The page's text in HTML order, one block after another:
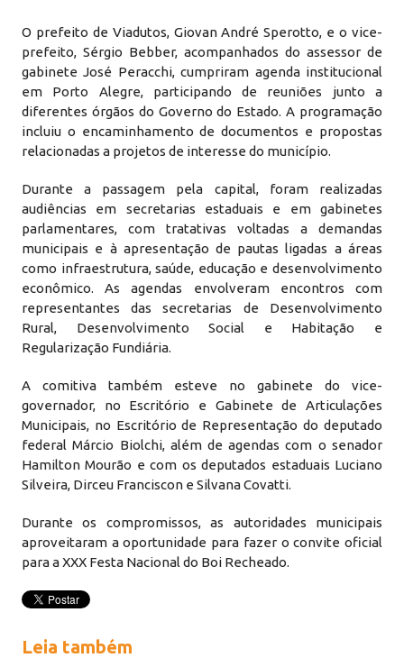
O prefeito de Viadutos, Giovan André Sperotto, e o vice-
prefeito, Sérgio Bebber, acompanhados do assessor de
gabinete José Peracchi, cumpriram agenda institucional
em Porto Alegre, participando de reuniões junto a
diferentes órgãos do Governo do Estado. A programação
incluiu o encaminhamento de documentos e propostas
relacionadas a projetos de interesse do município.
Durante a passagem pela capital, foram realizadas
audiências em secretarias estaduais e em gabinetes
parlamentares, com tratativas voltadas a demandas
municipais e à apresentação de pautas ligadas a áreas
como infraestrutura, saúde, educação e desenvolvimento
econômico. As agendas envolveram encontros com
representantes das secretarias de Desenvolvimento
Rural, Desenvolvimento Social e Habitação e
Regularização Fundiária.
A comitiva também esteve no gabinete do vice-
governador, no Escritório e Gabinete de Articulações
Municipais, no Escritório de Representação do deputado
federal Márcio Biolchi, além de agendas com o senador
Hamilton Mourão e com os deputados estaduais Luciano
Silveira, Dirceu Franciscon e Silvana Covatti.
Durante os compromissos, as autoridades municipais
aproveitaram a oportunidade para fazer o convite oficial
para a XXX Festa Nacional do Boi Recheado.
Leia também